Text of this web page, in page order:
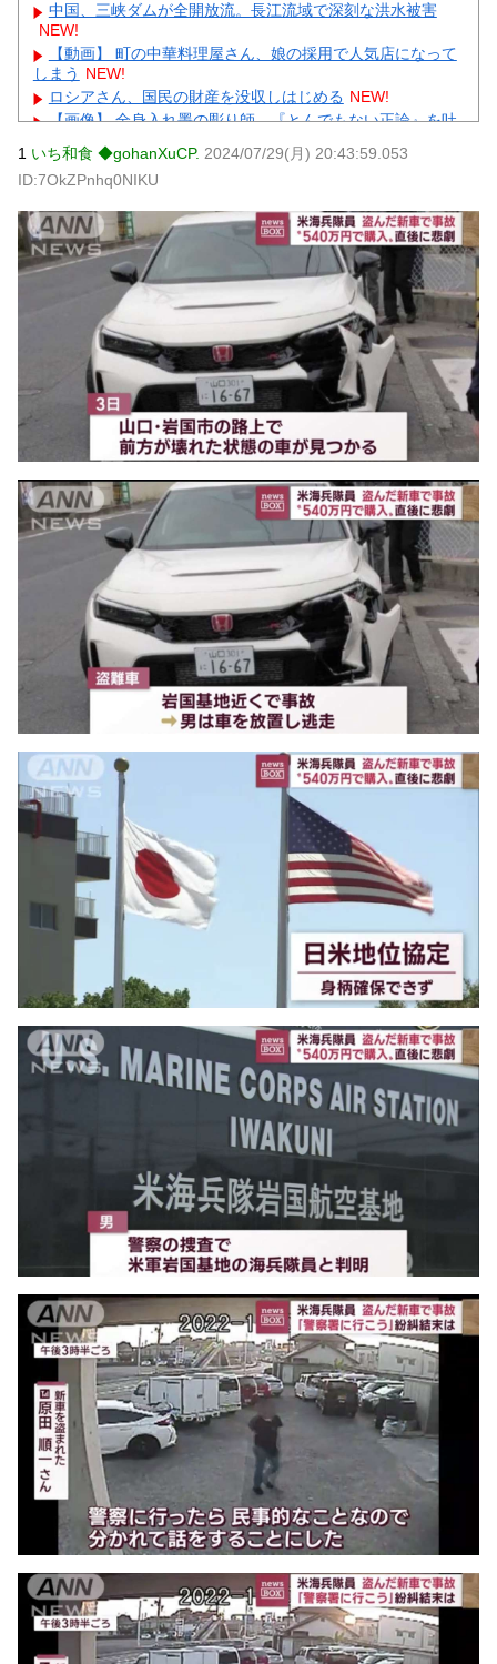
中国、三峡ダムが全開放流。長江流域で深刻な洪水被害
NEW!
【動画】 町の中華料理屋さん、娘の採用で人気店になって
しまう NEW!
ロシアさん、国民の財産を没収しはじめる NEW!
【画像】 全身入れ墨の彫り師、『とんでもない正論』を吐
【悲報】 明日、飛田給とかいう謎の場所に行くんやが何が
あるんや????・・・・・・・・・
【物議】ひろゆき氏に嫁ブチギレ離婚宣言→まさかの結末
にガル民騒然ｗｗｗ NEW!
【続報】三山凌輝、あんかけパスタ店も割烹店もピンチ→
ガル民「自業自得」大合唱ｗｗｗ
元AKB社長、22億円申告漏れ 乃木坂46運営会社の株式を
パチンコ京楽産業に譲渡【ノース・リバー】【窪田康志】
元AKB社長、22億円申告漏れ 乃木坂46運営会社の株式を
パチンコ京楽産業に譲渡【ノース・リバー】【窪田康志】
Powered by livedoor 相互RSS
1 いち和食 ◆gohanXuCP. 2024/07/29(月) 20:43:59.053
ID:7OkZPnhq0NIKU